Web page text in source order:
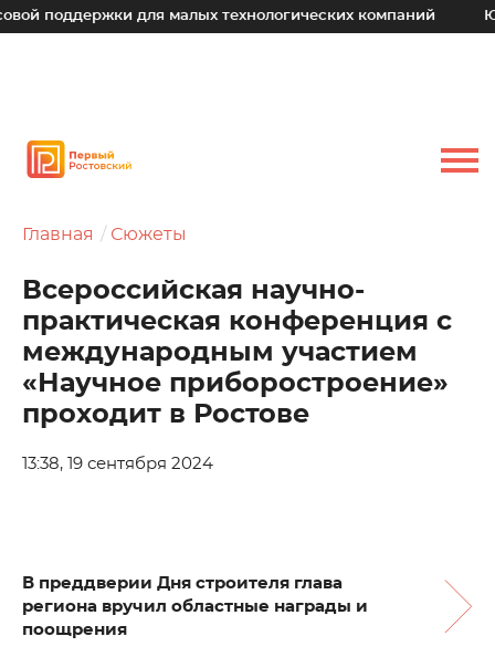
для малых технологических компаний Юрий
Главная Сюжеты
Всероссийская научно-
практическая конференция с
международным участием
«Научное приборостроение»
проходит в Ростове
13:38, 19 сентября 2024
В преддверии Дня строителя глава
региона вручил областные награды и
поощрения